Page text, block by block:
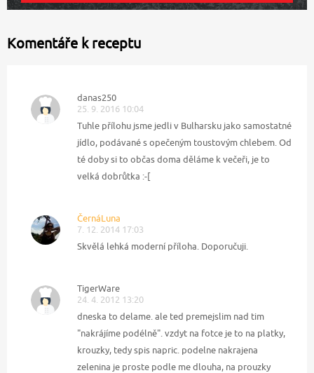
Komentáře k receptu
danas250
25. 9. 2016 10:04
Tuhle přílohu jsme jedli v Bulharsku jako samostatné
jídlo, podávané s opečeným toustovým chlebem. Od
té doby si to občas doma děláme k večeři, je to
velká dobrůtka :-[
ČernáLuna
7. 12. 2014 17:03
Skvělá lehká moderní příloha. Doporučuji.
TigerWare
24. 4. 2012 13:20
dneska to delame. ale ted premejslim nad tim
"nakrájíme podélně". vzdyt na fotce je to na platky,
krouzky, tedy spis napric. podelne nakrajena
zelenina je proste podle me dlouha, na prouzky